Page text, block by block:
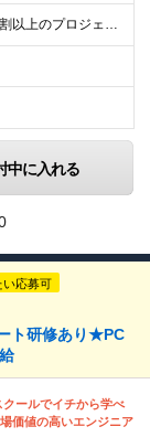
【研修中は完全在宅勤務】 ■7割以上のプロジェクトでリモートワークを導入 ■フルリモートもあり ■一都三県のプロジェクト先 ■転居を伴う転勤なし ＜プロジェクト先＞ 東京・神奈川・千葉・埼玉でのプロ
中に入れる
い応募可
ト研修あり★PC
ールでイチから学べ
価値の高いエンジニア